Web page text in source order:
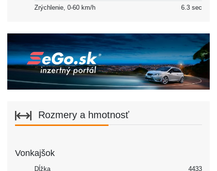
Zrýchlenie, 0-60 km/h
6.3 sec
Rozmery a hmotnosť
Vonkajšok
Dĺžka 4433